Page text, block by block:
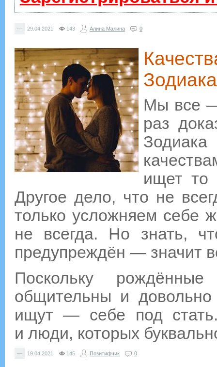
— 29.04.2021 143 Алина Малина 0
Мы все
раз
ищет то
Другое дело, что не
только усложняем себе
не всегда. Но знать,
предупреждён — значит
Поскольку
общительны и
ищут — себе под стать.
и люди, которых
— 19.04.2021 145 Позитифчик 0